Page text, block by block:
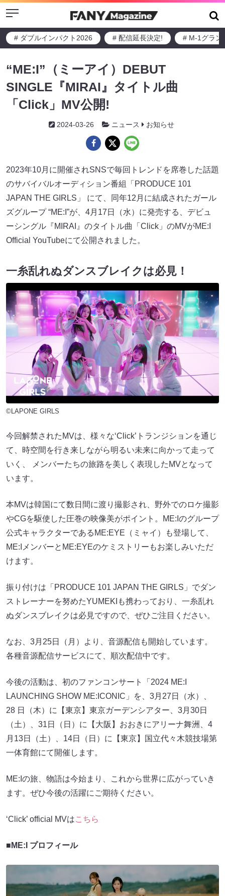
Menu
# ダブルインパクト2026 # 配信延長決定! # M-1グラン
“ME:I”（ミーアイ）DEBUT
SINGLE『MIRAI』タイトル曲
「Click」MV公開!
2024-03-26 ニュース お知らせ
2023年10月に開催されSNSで毎回トレンドを席巻した話題
のサバイバルオーディション番組「PRODUCE 101
JAPAN THE GIRLS」 にて、同年12月に結成されたガール
ズグループ “ME:I”が、4月17日（水）に発売する、デビュ
ーシングル『MIRAI』のタイトル曲「Click」のMVがME:I
Official YouTubeにて公開されました。
一糸乱れぬダンスブレイクは必見！
©LAPONE GIRLS
今回解禁されたMVは、様々な‘Click’トランジションを通じ
て、時空間を行き来しながら明るい未来に向かって走って
いく、 メンバーたちの旅路を美しく表現したMVとなって
います。
本MVは韓国にて数日間に渡り撮影され、野外でのロケ撮影
やCGを駆使した圧巻の映像美がポイント。ME:Iのグループ
公式キャラクターであるME:EYE（ミャイ）も登場して、
ME:IメンバーとME:EYEのケミストリーもお楽しみいただ
けます。
振り付けは「PRODUCE 101 JAPAN THE GIRLS」でダン
ストレーナーを努めたYUMEKIも携わっており、一糸乱れ
ぬダンスブレイクは必見ですので、ぜひご注目ください。
なお、3月25日（月）より、音源配信も開始しています。
各種音源配信サービスにて、順次配信中です。
今後の活動は、初のファンコンサート「2024 ME:I
LAUNCHING SHOW ME:ICONIC」を、3月27日（水）、
28 日（木）に【東京】東京ガーデンシアター、3月30日
（土）、31日（日）に【大阪】おおきにアリーナ舞洲、4
月13日（土）、14日（日）に【東京】国立代々木競技場第
一体育館にて開催します。
ME:Iの旅、物語は今始まり、これから世界に広がっていき
ます。ぜひ今後の活躍にご期待ください。
‘Click’ official MVはこちら
■ME:I プロフィール